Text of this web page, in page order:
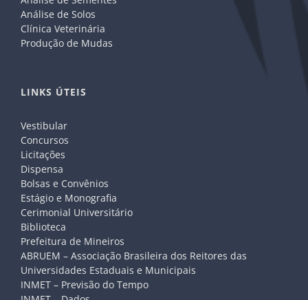
Análise de Solos
Clínica Veterinária
Produção de Mudas
LINKS ÚTEIS
Vestibular
Concursos
Licitações
Dispensa
Bolsas e Convênios
Estágio e Monografia
Cerimonial Universitário
Biblioteca
Prefeitura de Mineiros
ABRUEM – Associação Brasileira dos Reitores das
Universidades Estaduais e Municipais
INMET – Previsão do Tempo